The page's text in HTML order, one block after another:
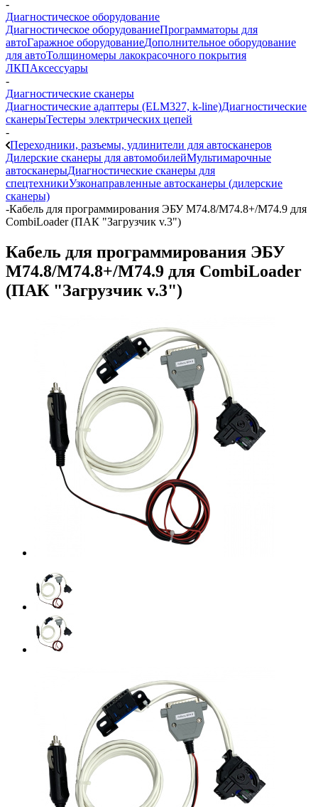
-
Диагностическое оборудование
Диагностическое оборудованиеПрограмматоры для
автоГаражное оборудованиеДополнительное оборудование
для автоТолщиномеры лакокрасочного покрытия
ЛКПАксессуары
-
Диагностические сканеры
Диагностические адаптеры (ELM327, k-line)Диагностические
сканерыТестеры электрических цепей
-
Переходники, разъемы, удлинители для автосканеров
Дилерские сканеры для автомобилейМультимарочные
автосканерыДиагностические сканеры для
спецтехникиУзконаправленные автосканеры (дилерские
сканеры)
-Кабель для программирования ЭБУ М74.8/М74.8+/М74.9 для
CombiLoader (ПАК "Загрузчик v.3")
Кабель для программирования ЭБУ
М74.8/М74.8+/М74.9 для CombiLoader
(ПАК "Загрузчик v.3")